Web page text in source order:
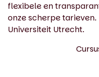
flexibele en
onze scherpe
Universiteit Utrecht.